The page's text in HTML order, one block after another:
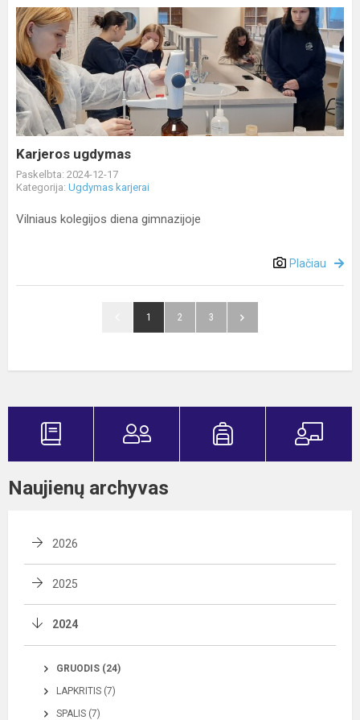
Karjeros
ugdymas
Karjeros ugdymas
Paskelbta: 2024-12-17
Kategorija: Ugdymas karjerai
Vilniaus kolegijos diena gimnazijoje
Plačiau
1 2 3
Naujienų archyvas
2026
2025
2024
GRUODIS (24)
LAPKRITIS (7)
SPALIS (7)